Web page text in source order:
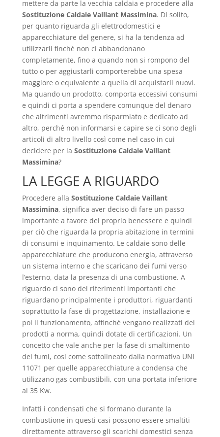
mettere da parte la vecchia caldaia e procedere alla
Sostituzione Caldaie Vaillant Massimina. Di solito,
per quanto riguarda gli elettrodomestici e
apparecchiature del genere, si ha la tendenza ad
utilizzarli finché non ci abbandonano
completamente, fino a quando non si rompono del
tutto o per aggiustarli comporterebbe una spesa
maggiore o equivalente a quella di acquistarli nuovi.
Ma quando un prodotto, comporta eccessivi consumi
e quindi ci porta a spendere comunque del denaro
che altrimenti avremmo risparmiato e dedicato ad
altro, perché non informarsi e capire se ci sono degli
articoli di altro livello così come nel caso in cui
decidere per la Sostituzione Caldaie Vaillant
Massimina?
LA LEGGE A RIGUARDO
Procedere alla Sostituzione Caldaie Vaillant
Massimina, significa aver deciso di fare un passo
importante a favore del proprio benessere e quindi
per ciò che riguarda la propria abitazione in termini
di consumi e inquinamento. Le caldaie sono delle
apparecchiature che producono energia, attraverso
un sistema interno e che scaricano dei fumi verso
l’esterno, data la presenza di una combustione. A
riguardo ci sono dei riferimenti importanti che
riguardano principalmente i produttori, riguardanti
soprattutto la fase di progettazione, installazione e
poi il funzionamento, affinché vengano realizzati dei
prodotti a norma, quindi dotate di certificazioni. Un
concetto che vale anche per la fase di smaltimento
dei fumi, così come sottolineato dalla normativa UNI
11071 per quelle apparecchiature a condensa che
utilizzano gas combustibili, con una portata inferiore
ai 35 Kw.
Infatti i condensati che si formano durante la
combustione in questi casi possono essere smaltiti
direttamente attraverso gli scarichi domestici senza